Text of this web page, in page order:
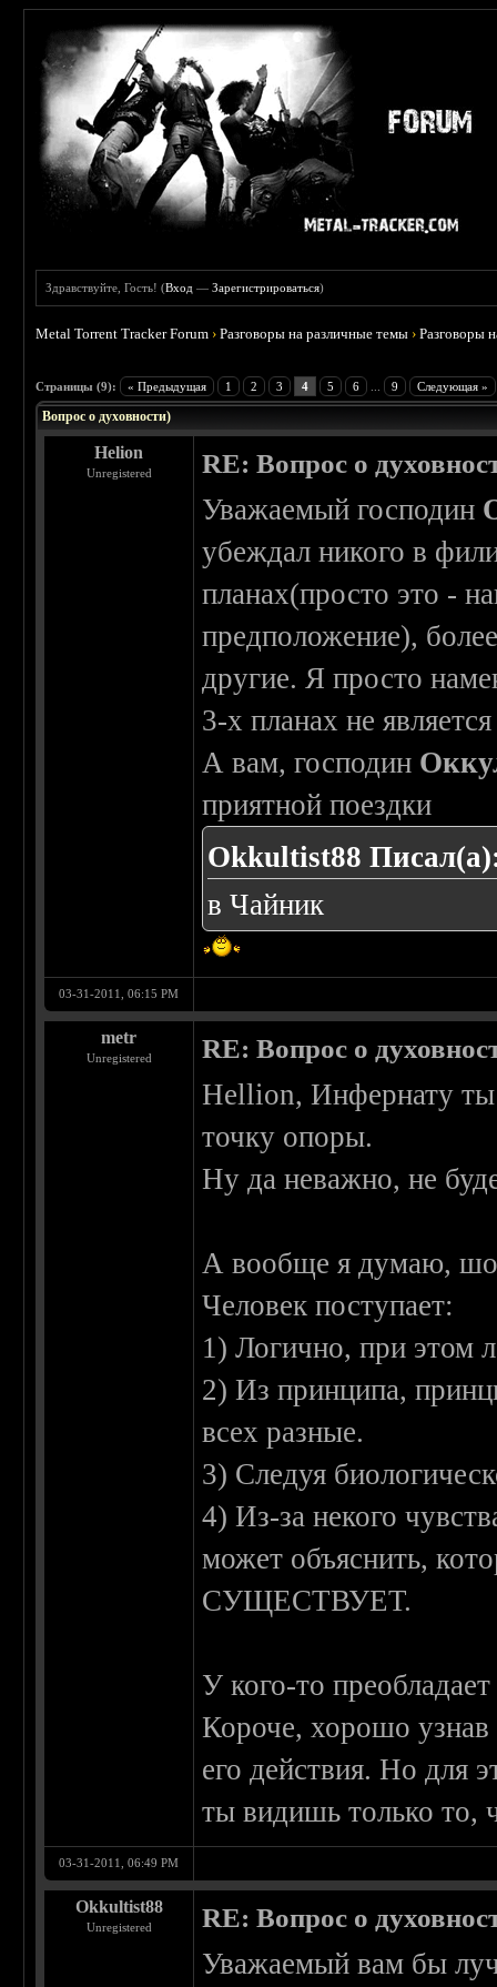
Здравствуйте, Гость! (Вход —Зарегистрироваться)
Metal Torrent Tracker Forum ›Разговоры на различные темы ›Разговоры
Страницы (9): « Предыдущая 1 2 3 4 5 6 9 Следующая »
Вопрос о духовности)
Helion
Unregistered RE: Вопрос о
Уважаемый господин
убеждал никого в
планах(просто это -
предположение),
другие. Я просто
3-х планах не
А вам, господин
приятной поездки
Okkultist88
в Чайник
03-31-2011, 06:15 PM
metr
Unregistered RE: Вопрос о
Hellion, Инфернату ты
точку опоры.
Ну да неважно, не
А вообще я думаю, шо
Человек поступает:
1) Логично, при этом
2) Из принципа,
всех разные.
3) Следуя
4) Из-за некого
может объяснить,
СУЩЕСТВУЕТ.
У кого-то
Короче, хорошо узнав
его действия. Но для
ты видишь только то,
03-31-2011, 06:49 PM
Okkultist88
Unregistered RE: Вопрос о
Уважаемый вам бы